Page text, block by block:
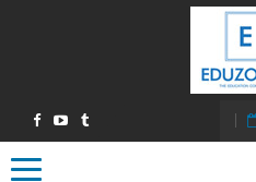
Toggle navigation